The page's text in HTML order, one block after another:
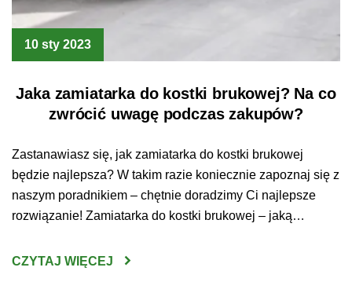
10 sty 2023
Jaka zamiatarka do kostki brukowej? Na co
zwrócić uwagę podczas zakupów?
Zastanawiasz się, jak zamiatarka do kostki brukowej
będzie najlepsza? W takim razie koniecznie zapoznaj się z
naszym poradnikiem – chętnie doradzimy Ci najlepsze
rozwiązanie! Zamiatarka do kostki brukowej – jaką
oczyszczania kostki brukowej nie jest wcale prostym
CZYTAJ WIĘCEJ